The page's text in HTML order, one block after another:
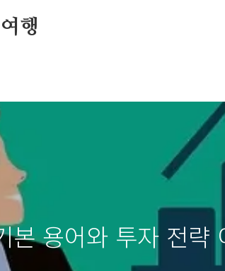
행
본 용어와 투자 전략